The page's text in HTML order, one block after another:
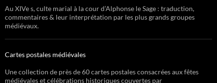
Au XIVe s, culte marial à la cour d’Alphonse le Sage : traduction,
commentaires & leur interprétation par les plus grands groupes
médiévaux.
Cartes postales médiévales
Une collection de près de 60 cartes postales consacrées aux fêtes
médiévales et célébrations historiques couvertes par